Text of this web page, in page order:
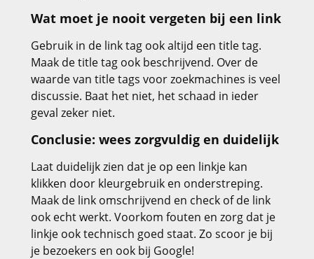
Wat moet je nooit vergeten bij een link
Gebruik in de link tag ook altijd een title tag.
Maak de title tag ook beschrijvend. Over de
waarde van title tags voor zoekmachines is veel
discussie. Baat het niet, het schaad in ieder
geval zeker niet.
Conclusie: wees zorgvuldig en duidelijk
Laat duidelijk zien dat je op een linkje kan
klikken door kleurgebruik en onderstreping.
Maak de link omschrijvend en check of de link
ook echt werkt. Voorkom fouten en zorg dat je
linkje ook technisch goed staat. Zo scoor je bij
je bezoekers en ook bij Google!